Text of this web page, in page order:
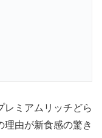
レミアムリッチどら
理由が新食感の驚き